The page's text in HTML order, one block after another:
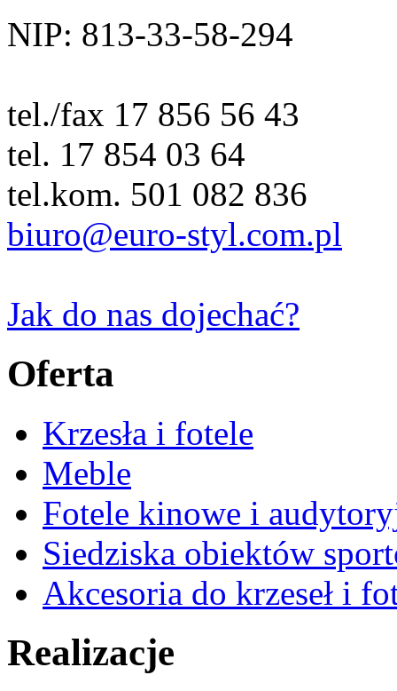
NIP: 813-33-58-294
tel./fax 17 856 56 43
tel. 17 854 03 64
tel.kom. 501 082 836
biuro@euro-styl.com.pl
Jak do nas dojechać?
Oferta
Krzesła i fotele
Meble
Fotele kinowe i
Siedziska obiektów
Akcesoria do krzeseł i
Realizacje